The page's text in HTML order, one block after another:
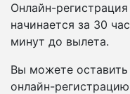
Онлайн-
начинается за 30
минут до вылета.
Вы можете оставить
онлайн-